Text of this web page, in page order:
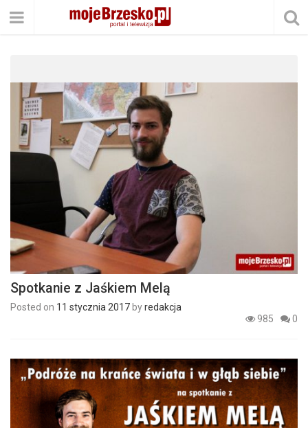
Spotkanie z Jaśkiem Melą
Posted on 11 stycznia 2017 byredakcja
985
0